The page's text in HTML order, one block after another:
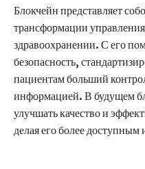
Блокчейн представляет
трансформации
здравоохранении. С его
безопасность,
пациентам больший
информацией. В будущем
улучшать качество и
делая его более